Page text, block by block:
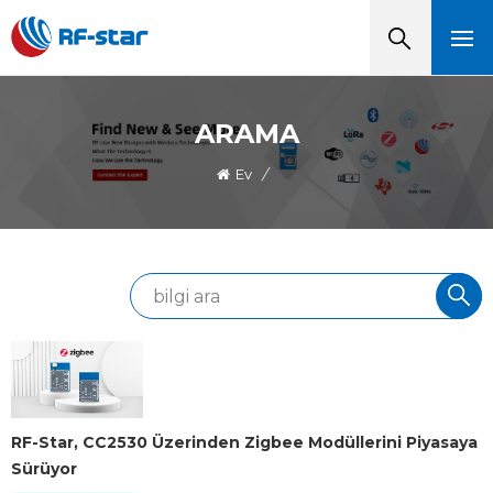
ARAMA
Ev /
RF-Star, CC2530 Üzerinden Zigbee Modüllerini Piyasaya
Sürüyor